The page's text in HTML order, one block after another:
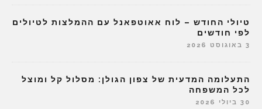
טיולי החודש – לוח אאוטפאנל עם ההמלצות לטיולים
לפי חודשים
3 באוגוסט 2026
התעלומה המדעית של צפון הגולן: מסלול קל ומוצל
לכל המשפחה
30 ביולי 2026